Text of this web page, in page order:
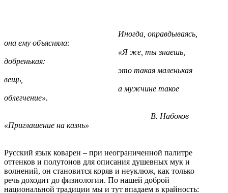
Иногда, оправдываясь,
она ему объясняла:
«Я же, ты знаешь,
добренькая:
это такая маленькая
вещь,
а мужчине такое
облегчение».
В. Набоков
«Приглашение на казнь»
Русский язык коварен – при неограниченной палитре
оттенков и полутонов для описания душевных мук и
волнений, он становится коряв и неуклюж, как только
речь доходит до физиологии. По нашей доброй
национальной традиции мы и тут впадаем в крайность: